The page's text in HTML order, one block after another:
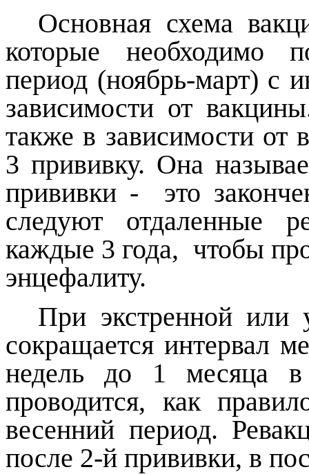
Основная схема
которые необходимо
период (ноябрь-март) с
зависимости от
также в зависимости от
3 прививку. Она
прививки - это
следуют отдаленные
каждые 3 года, чтобы
энцефалиту.
При экстренной или
сокращается интервал
недель до 1 месяца
проводится, как
весенний период.
после 2-й прививки, в